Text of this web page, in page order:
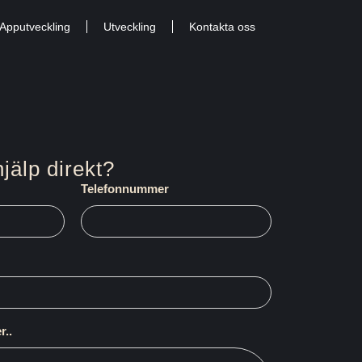
Apputveckling Utveckling Kontakta oss
direkt?
Telefonnummer